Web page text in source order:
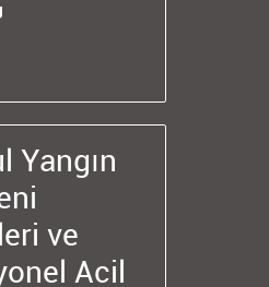
Yangın
ve
Acil